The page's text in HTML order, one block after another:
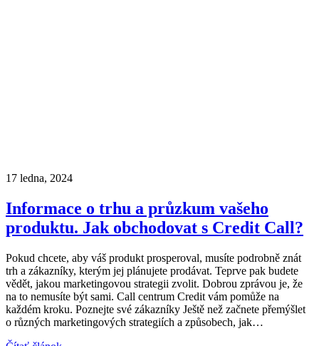
17 ledna, 2024
Informace o trhu a průzkum vašeho
produktu. Jak obchodovat s Credit Call?
Pokud chcete, aby váš produkt prosperoval, musíte podrobně znát
trh a zákazníky, kterým jej plánujete prodávat. Teprve pak budete
vědět, jakou marketingovou strategii zvolit. Dobrou zprávou je, že
na to nemusíte být sami. Call centrum Credit vám pomůže na
každém kroku. Poznejte své zákazníky Ještě než začnete přemýšlet
o různých marketingových strategiích a způsobech, jak…